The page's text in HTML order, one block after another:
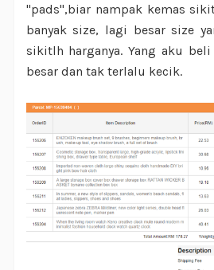
"pads",biar nampak kemas
banyak size, lagi besar size
sikitlh harganya. Yang aku
besar dan tak terlalu kecik.